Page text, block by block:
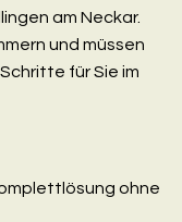
am Neckar.
und müssen
für Sie im
ohne